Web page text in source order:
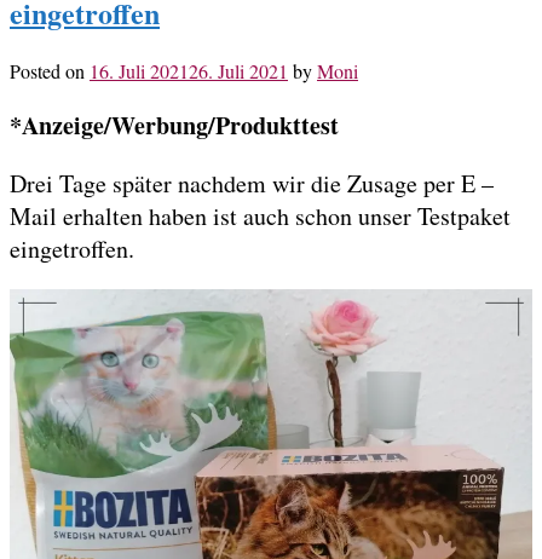
eingetroffen
Posted on 16. Juli 202126. Juli 2021 byMoni
*Anzeige/Werbung/Produkttest
Drei Tage später nachdem wir die Zusage per E –
Mail erhalten haben ist auch schon unser Testpaket
eingetroffen.